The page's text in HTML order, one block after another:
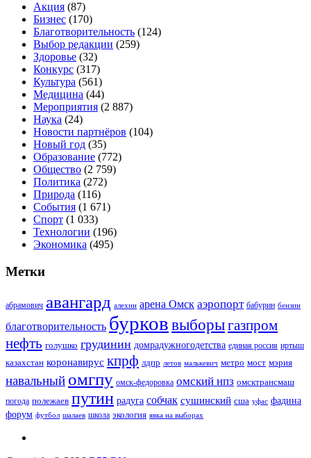
Акция (87)
Бизнес (170)
Благотворительность (124)
Выбор редакции (259)
Здоровье (32)
Конкурс (317)
Культура (561)
Медицина (44)
Мероприятия (2 887)
Наука (24)
Новости партнёров (104)
Новый год (35)
Образование (772)
Общество (2 759)
Политика (272)
Природа (116)
События (1 671)
Спорт (1 033)
Технологии (196)
Экономика (495)
Метки
абрамович авангард алехин арена Омск аэропорт бабурин бензин
благотворительность бурков выборыгазпром
нефть голушко грудинин домрадужногодетства единая россия иртыш
казахстан коронавирус кпрф лдпр летов малькевич метро мост мэрия
навальный омгпу омск-федоровка омский нпз омсктрансмаш
погода полежаев путин радуга собчак сушинский сша уфас фадина
форум футбол шалаев школа экология явка на выборах